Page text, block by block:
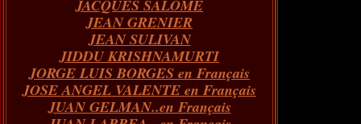
JACQUES SALOME
JEAN GRENIER
JEAN SULIVAN
JIDDU KRISHNAMURTI
JORGE LUIS BORGES en Français
JOSE ANGEL VALENTE en Français
JUAN GELMAN..en Français